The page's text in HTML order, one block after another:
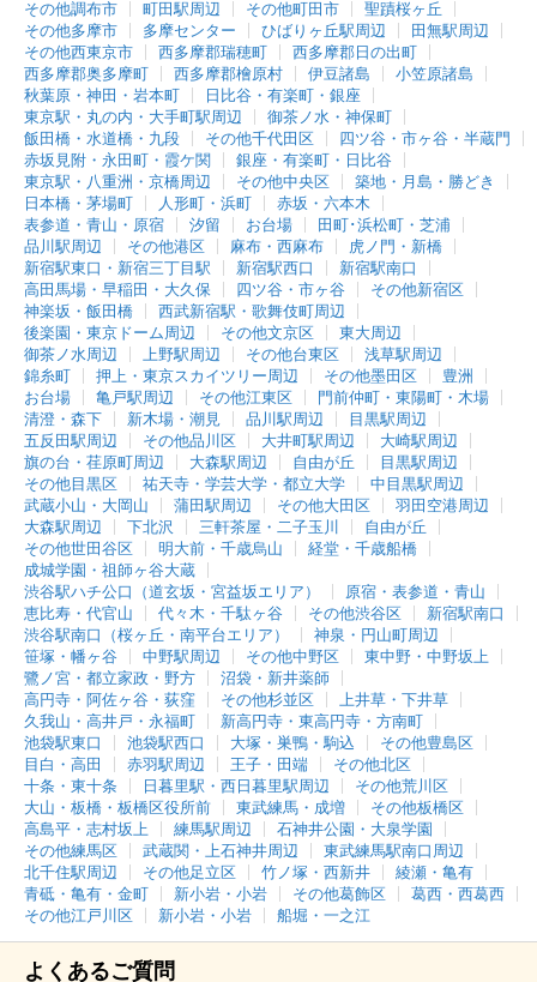
その他調布市
町田駅周辺 その他町田市
聖蹟桜ヶ丘
その他多摩市
多摩センター ひばりヶ丘駅周辺
田無駅周辺
その他西東京市
西多摩郡瑞穂町
西多摩郡日の出町
西多摩郡奥多摩町
西多摩郡檜原村 伊豆諸島
小笠原諸島
秋葉原・神田・岩本町
日比谷・有楽町・銀座
東京駅・丸の内・大手町駅周辺
御茶ノ水・神保町
飯田橋・水道橋・九段
その他千代田区
四ツ谷・市ヶ谷・半蔵門
赤坂見附・永田町・霞ケ関
銀座・有楽町・日比谷
東京駅・八重洲・京橋周辺
その他中央区
築地・月島・勝どき
日本橋・茅場町
人形町・浜町
赤坂・六本木
表参道・青山・原宿
汐留 お台場
田町･浜松町・芝浦
品川駅周辺
その他港区 麻布・西麻布
虎ノ門・新橋
新宿駅東口・新宿三丁目駅
新宿駅西口
新宿駅南口
高田馬場・早稲田・大久保
四ツ谷・市ヶ谷
その他新宿区
神楽坂・飯田橋
西武新宿駅・歌舞伎町周辺
後楽園・東京ドーム周辺
その他文京区
東大周辺
御茶ノ水周辺
上野駅周辺 その他台東区
浅草駅周辺
錦糸町
押上・東京スカイツリー周辺 その他墨田区
豊洲
お台場
亀戸駅周辺 その他江東区
門前仲町・東陽町・木場
清澄・森下
新木場・潮見 品川駅周辺
目黒駅周辺
五反田駅周辺
その他品川区 大井町駅周辺
大崎駅周辺
旗の台・荏原町周辺
大森駅周辺 自由が丘
目黒駅周辺
その他目黒区
祐天寺・学芸大学・都立大学
中目黒駅周辺
武蔵小山・大岡山
蒲田駅周辺 その他大田区
羽田空港周辺
大森駅周辺
下北沢 三軒茶屋・二子玉川
自由が丘
その他世田谷区
明大前・千歳烏山
経堂・千歳船橋
成城学園・祖師ヶ谷大蔵
渋谷駅ハチ公口（道玄坂・宮益坂エリア）
原宿・表参道・青山
恵比寿・代官山
代々木・千駄ヶ谷 その他渋谷区
新宿駅南口
渋谷駅南口（桜ヶ丘・南平台エリア）
神泉・円山町周辺
笹塚・幡ヶ谷
中野駅周辺 その他中野区
東中野・中野坂上
鷺ノ宮・都立家政・野方
沼袋・新井薬師
高円寺・阿佐ヶ谷・荻窪
その他杉並区
上井草・下井草
久我山・高井戸・永福町
新高円寺・東高円寺・方南町
池袋駅東口
池袋駅西口 大塚・巣鴨・駒込
その他豊島区
目白・高田
赤羽駅周辺 王子・田端
その他北区
十条・東十条
日暮里駅・西日暮里駅周辺
その他荒川区
大山・板橋・板橋区役所前
東武練馬・成増
その他板橋区
高島平・志村坂上
練馬駅周辺
石神井公園・大泉学園
その他練馬区
武蔵関・上石神井周辺
東武練馬駅南口周辺
北千住駅周辺
その他足立区 竹ノ塚・西新井
綾瀬・亀有
青砥・亀有・金町
新小岩・小岩 その他葛飾区
葛西・西葛西
その他江戸川区
新小岩・小岩 船堀・一之江
よくあるご質問